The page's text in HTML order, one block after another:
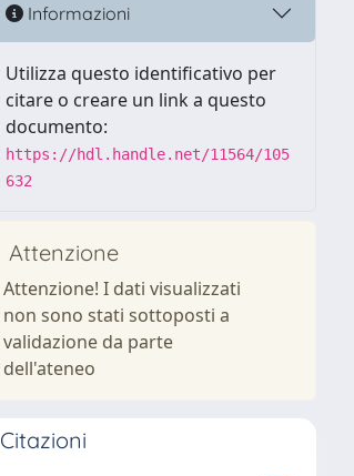
Informazioni
Utilizza questo identificativo per
citare o creare un link a questo
documento:
https://hdl.handle.net/11564/105
632
Attenzione
Attenzione! I dati visualizzati
non sono stati sottoposti a
validazione da parte
dell'ateneo
Citazioni